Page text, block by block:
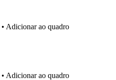
• Adicionar ao quadro
• Adicionar ao quadro